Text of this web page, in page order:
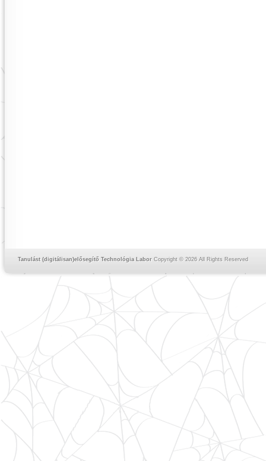
Tanulást (digitálisan)elősegítő Technológia Labor Copyright © 2026 All Rights Reserved